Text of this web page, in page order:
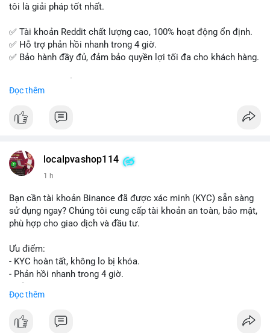
tôi là giải pháp tốt nhất.
✅ Tài khoản Reddit chất lượng cao, 100% hoạt động ổn định.
✅ Hỗ trợ phản hồi nhanh trong 4 giờ.
✅ Bảo hành đầy đủ, đảm bảo quyền lợi tối đa cho khách hàng.
📞 WhatsApp: +1 660 215-8938
📧 Email: localpvashop@gmail.com
của bạn!
Đọc thêm
localpvashop114
1 h
Bạn cần tài khoản Binance đã được xác minh (KYC) sẵn sàng
sử dụng ngay? Chúng tôi cung cấp tài khoản an toàn, bảo mật,
phù hợp cho giao dịch và đầu tư.
Ưu điểm:
- KYC hoàn tất, không lo bị khóa.
- Phản hồi nhanh trong 4 giờ.
📞 WhatsApp: +1 660 215-8938
Đọc thêm